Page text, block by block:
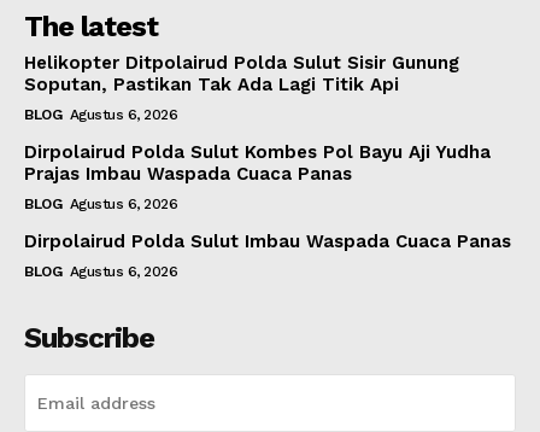
The latest
Helikopter Ditpolairud Polda Sulut Sisir Gunung
Soputan, Pastikan Tak Ada Lagi Titik Api
BLOG Agustus 6, 2026
Dirpolairud Polda Sulut Kombes Pol Bayu Aji Yudha
Prajas Imbau Waspada Cuaca Panas
BLOG Agustus 6, 2026
Dirpolairud Polda Sulut Imbau Waspada Cuaca Panas
BLOG Agustus 6, 2026
Subscribe